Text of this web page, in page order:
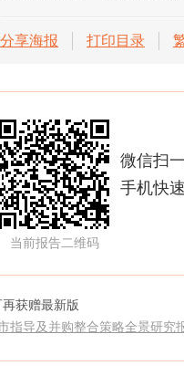
分享海报 打印目录
获赠最新版
指导及并购整合策略全景研究
当前报告二维码
微信扫
手机快速